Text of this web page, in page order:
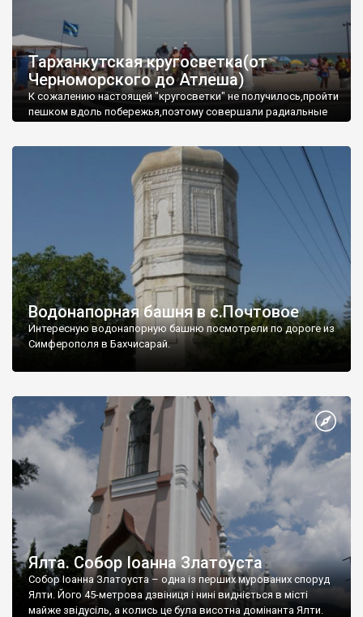
Тарханкутская кругосветка(от
Черноморского до Атлеша)
К сожалению настоящей "кругосветки" не получилось,пройти
пешком вдоль побережья,поэтому совершали радиальные
Водонапорная башня в с.Почтовое
Интересную водонапорную башню посмотрели по дороге из
Симферополя в Бахчисарай.
Ялта. Собор Іоанна Златоуста
Собор Іоанна Златоуста – одна із перших мурованих споруд
Ялти. Його 45-метрова дзвіниця і нині видніється в місті
майже звідусіль, а колись це була висотна домінанта Ялти.